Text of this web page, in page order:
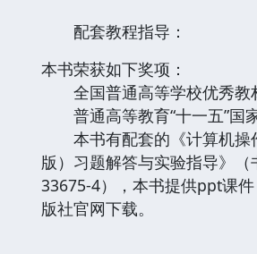
配套教程指导：
本书荣获如下奖项：
全国普通高等学校优秀教
普通高等教育“十一五”国
本书有配套的《计算机操
版）习题解答与实验指导》
33675-4），本书提供ppt课
版社官网下载。